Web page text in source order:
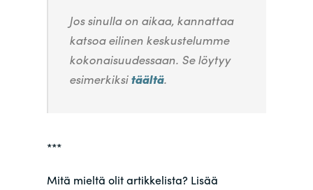
Jos sinulla on aikaa, kannattaa
katsoa eilinen keskustelumme
kokonaisuudessaan. Se löytyy
esimerkiksitäältä.
***
Mitä mieltä olit artikkelista? Lisää